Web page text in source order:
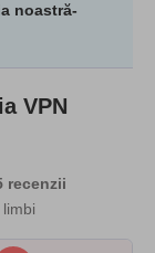
noastră-
VPN
recenzii